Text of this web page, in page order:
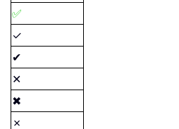
✅
✓
✔
✕
✖
✗